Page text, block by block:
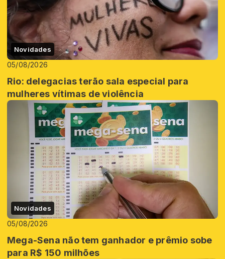
Novidades
05/08/2026
Rio: delegacias terão sala especial para
mulheres vítimas de violência
Novidades
05/08/2026
Mega-Sena não tem ganhador e prêmio sobe
para R$ 150 milhões